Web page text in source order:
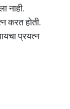
नाही.
करत होती.
प्रयत्न